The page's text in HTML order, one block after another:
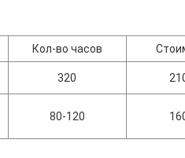
Кол-во часов
320
80-120